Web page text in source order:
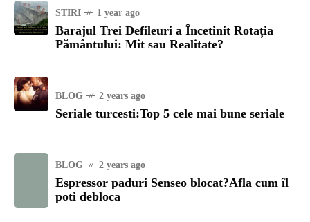
STIRI 1 year ago
Barajul Trei Defileuri a Încetinit Rotația
Pământului: Mit sau Realitate?
BLOG 2 years ago
Seriale turcesti:Top 5 cele mai bune seriale
BLOG 2 years ago
Espressor paduri Senseo blocat?Afla cum îl
poti debloca